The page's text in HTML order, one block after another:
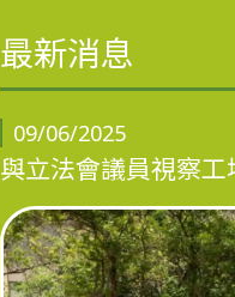
最新消息
09/06/2025
與立法會議員視察工